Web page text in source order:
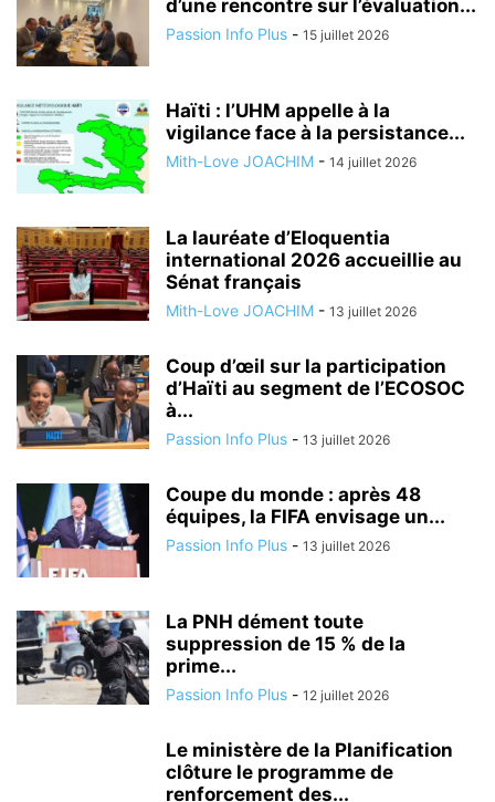
d’une rencontre sur l’évaluation...
Passion Info Plus - 15 juillet 2026
Haïti : l’UHM appelle à la
vigilance face à la persistance...
Mith-Love JOACHIM - 14 juillet 2026
La lauréate d’Eloquentia
international 2026 accueillie au
Sénat français
Mith-Love JOACHIM - 13 juillet 2026
Coup d’œil sur la participation
d’Haïti au segment de l’ECOSOC
à...
Passion Info Plus - 13 juillet 2026
Coupe du monde : après 48
équipes, la FIFA envisage un...
Passion Info Plus - 13 juillet 2026
La PNH dément toute
suppression de 15 % de la
prime...
Passion Info Plus - 12 juillet 2026
Le ministère de la Planification
clôture le programme de
renforcement des...